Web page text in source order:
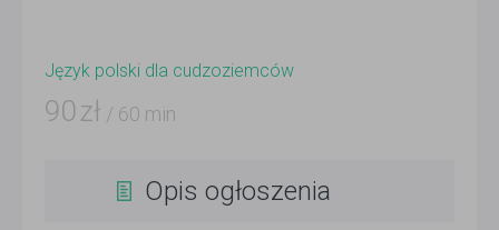
Język polski dla cudzoziemców
90 zł / 60 min
Opis ogłoszenia